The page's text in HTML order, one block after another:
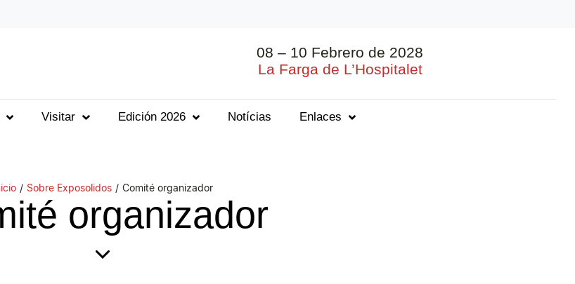
08 – 10 Febrero de 2028
La Farga de L’Hospitalet
Visitar Edición 2026 Notícias Enlaces
/ Sobre Exposolidos / Comité organizador
organizador